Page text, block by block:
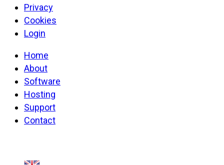
Privacy
Cookies
Login
Home
About
Software
Hosting
Support
Contact